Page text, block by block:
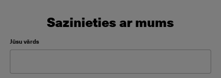
Sazinieties ar mums
Jūsu vārdsleave this field empty.